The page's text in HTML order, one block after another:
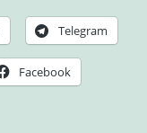
Telegram
Facebook